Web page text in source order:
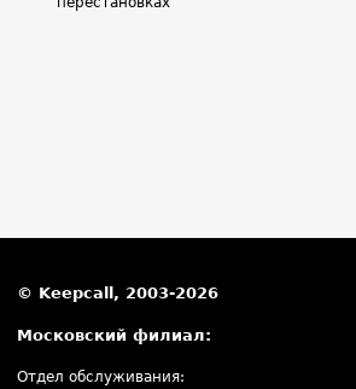
© Keepcall, 2003-2026
Московский филиал:
Отдел обслуживания: